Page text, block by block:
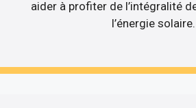
aider à profiter de l’intégralité
l’énergie solaire.